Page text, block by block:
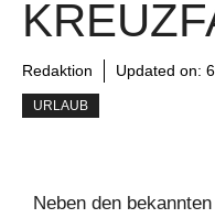
Redaktion Updated on:
URLAUB
Neben den